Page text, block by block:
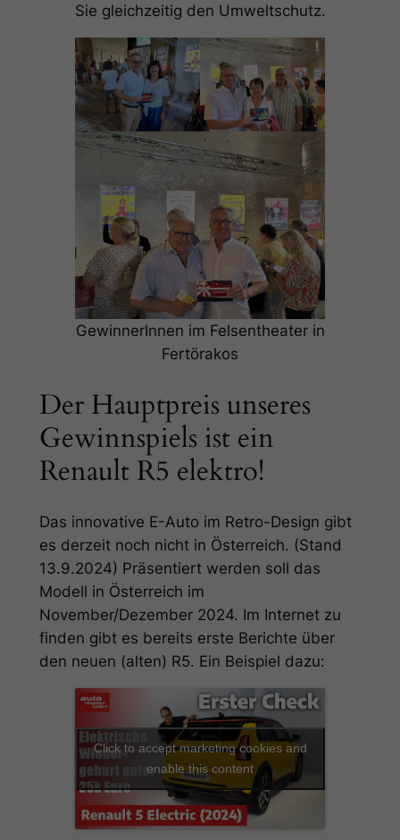
Sie gleichzeitig den Umweltschutz.
GewinnerInnen im Felsentheater in
Fertörakos
Der Hauptpreis unseres
Gewinnspiels ist ein
Renault R5 elektro!
Das innovative E-Auto im Retro-Design gibt
es derzeit noch nicht in Österreich. (Stand
13.9.2024) Präsentiert werden soll das
Modell in Österreich im
November/Dezember 2024. Im Internet zu
finden gibt es bereits erste Berichte über
den neuen (alten) R5. Ein Beispiel dazu:
Click to accept marketing cookies and
enable this content